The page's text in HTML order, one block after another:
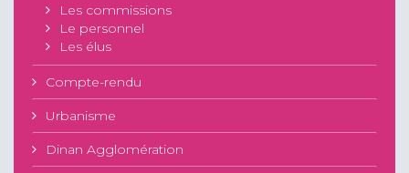
Les commissions
Le personnel
Les élus
Compte-rendu
Urbanisme
Dinan Agglomération